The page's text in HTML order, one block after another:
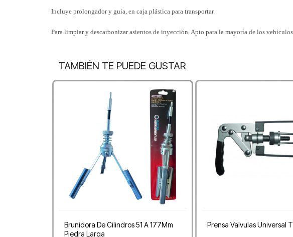
Incluye prolongador y guia, en caja plástica para transportar.
Para limpiar y descarbonizar asientos de inyección. Apto para la mayoría de los
TAMBIÉN TE PUEDE GUSTAR
Brunidora De Cilindros 51 A 177Mm
Piedra Larga
Prensa Valvulas Universal